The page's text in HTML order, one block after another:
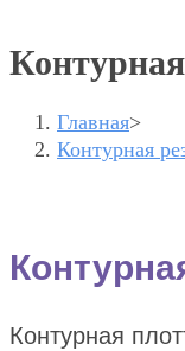
Главная>
Контурная
Контурная